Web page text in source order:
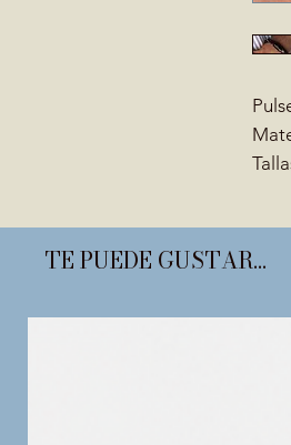
TE PUEDE GUSTAR...